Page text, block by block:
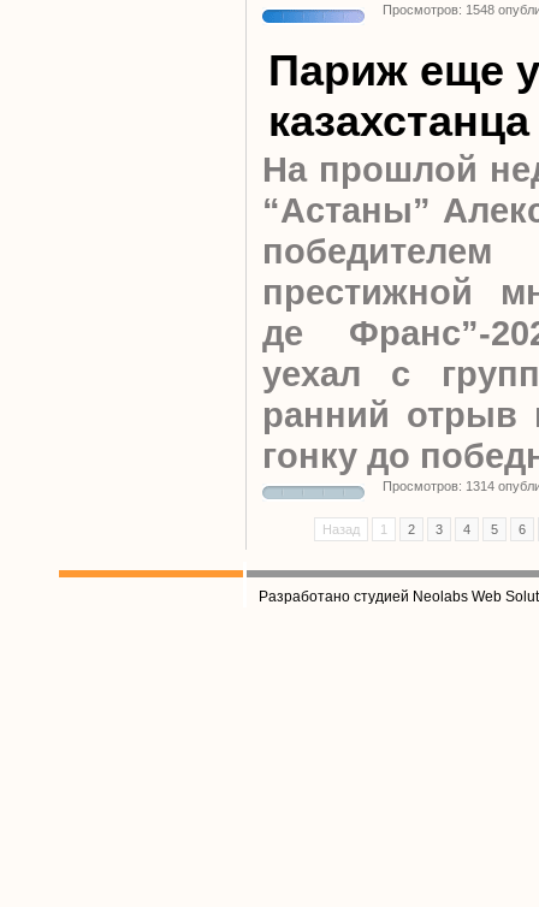
Просмотров: 1548
Париж еще
казахстанца
На прошлой
“Астаны”
престижной
де Франс”-
уехал с
ранний отрыв
гонку до
Просмотров: 1314
Назад 1 2 3 4 5 6
Разработано студией Neolabs Web